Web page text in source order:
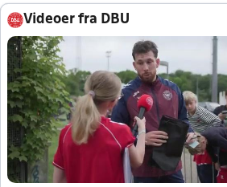
Videoer fra DBU